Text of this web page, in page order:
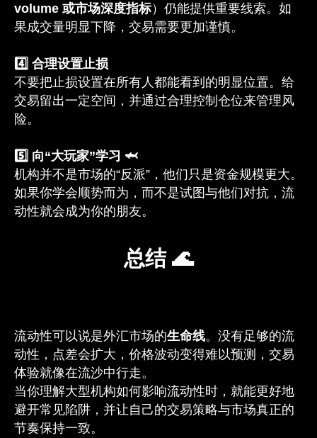
volume 或市场深度指标）仍能提供重要线索。如
果成交量明显下降，交易需要更加谨慎。
4️⃣ 合理设置止损
不要把止损设置在所有人都能看到的明显位置。给
交易留出一定空间，并通过合理控制仓位来管理风
险。
5️⃣ 向“大玩家”学习 🦈
机构并不是市场的“反派”，他们只是资金规模更大。
如果你学会顺势而为，而不是试图与他们对抗，流
动性就会成为你的朋友。
总结 🌊
流动性可以说是外汇市场的生命线。没有足够的流
动性，点差会扩大，价格波动变得难以预测，交易
体验就像在流沙中行走。
当你理解大型机构如何影响流动性时，就能更好地
避开常见陷阱，并让自己的交易策略与市场真正的
节奏保持一致。